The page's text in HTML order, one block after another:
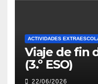
ACTIVIDADES
Viaje de fin
(3.º ESO)
22/06/2026